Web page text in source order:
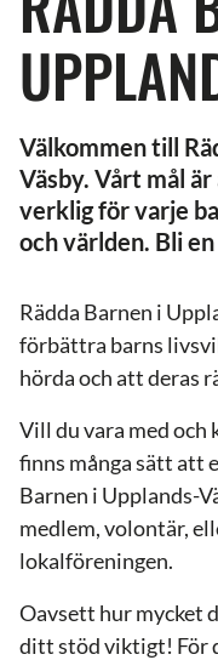
Välkommen till
Väsby. Vårt mål
verklig för varje
och världen. Bli en
Rädda Barnen i
förbättra barns
hörda och att deras
Vill du vara med
finns många sätt att
Barnen i Upplands-
medlem, volontär,
lokalföreningen.
Oavsett hur mycket
ditt stöd viktigt! För